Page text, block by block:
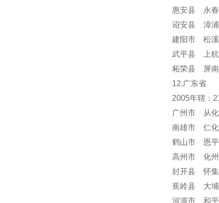
惠安县 永
诏安县 漳
建阳市 松
武平县 上
柘荣县 屏
12.广东省
2005年辖：
广州市 从
南雄市 仁
鹤山市 恩
高州市 化
封开县 怀
蕉岭县 大
河源市 和